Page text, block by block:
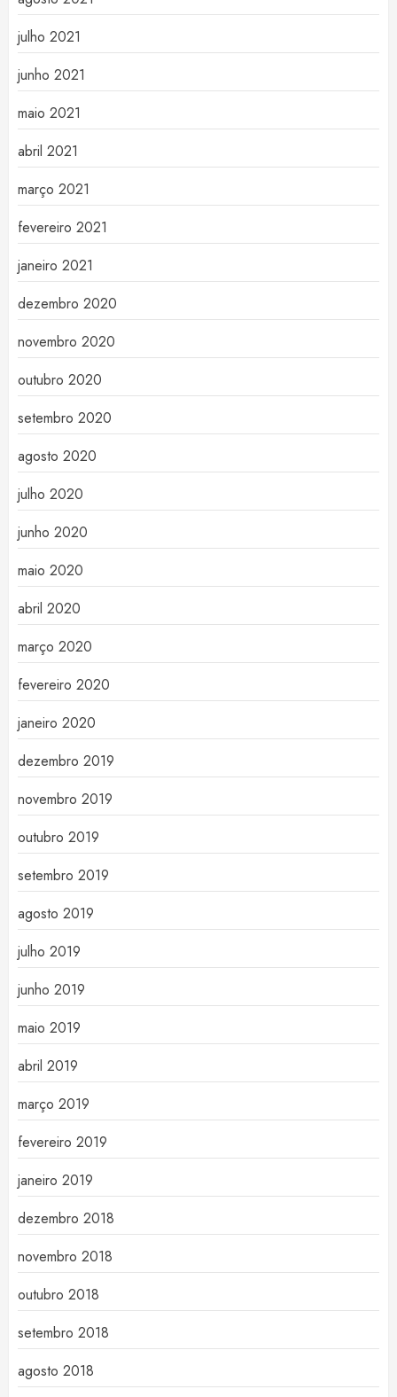
julho 2021
junho 2021
maio 2021
abril 2021
março 2021
fevereiro 2021
janeiro 2021
dezembro 2020
novembro 2020
outubro 2020
setembro 2020
agosto 2020
julho 2020
junho 2020
maio 2020
abril 2020
março 2020
fevereiro 2020
janeiro 2020
dezembro 2019
novembro 2019
outubro 2019
setembro 2019
agosto 2019
julho 2019
junho 2019
maio 2019
abril 2019
março 2019
fevereiro 2019
janeiro 2019
dezembro 2018
novembro 2018
outubro 2018
setembro 2018
agosto 2018